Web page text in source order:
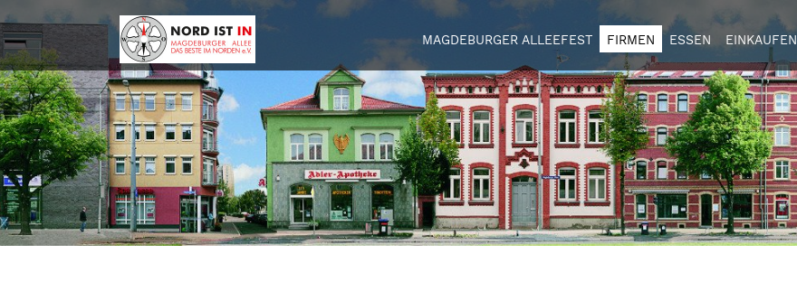
MAGDEBURGER ALLEEFEST FIRMEN ESSEN EINKAUFEN